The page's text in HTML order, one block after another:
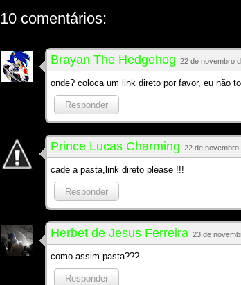
10 comentários:
Brayan The Hedgehog 22 de novembro
onde? coloca um link direto por favor, eu não
Responder
Prince Lucas Charming 22 de novembro
cade a pasta,link direto please !!!
Responder
Herbet de Jesus Ferreira 23 de
como assim pasta???
Responder